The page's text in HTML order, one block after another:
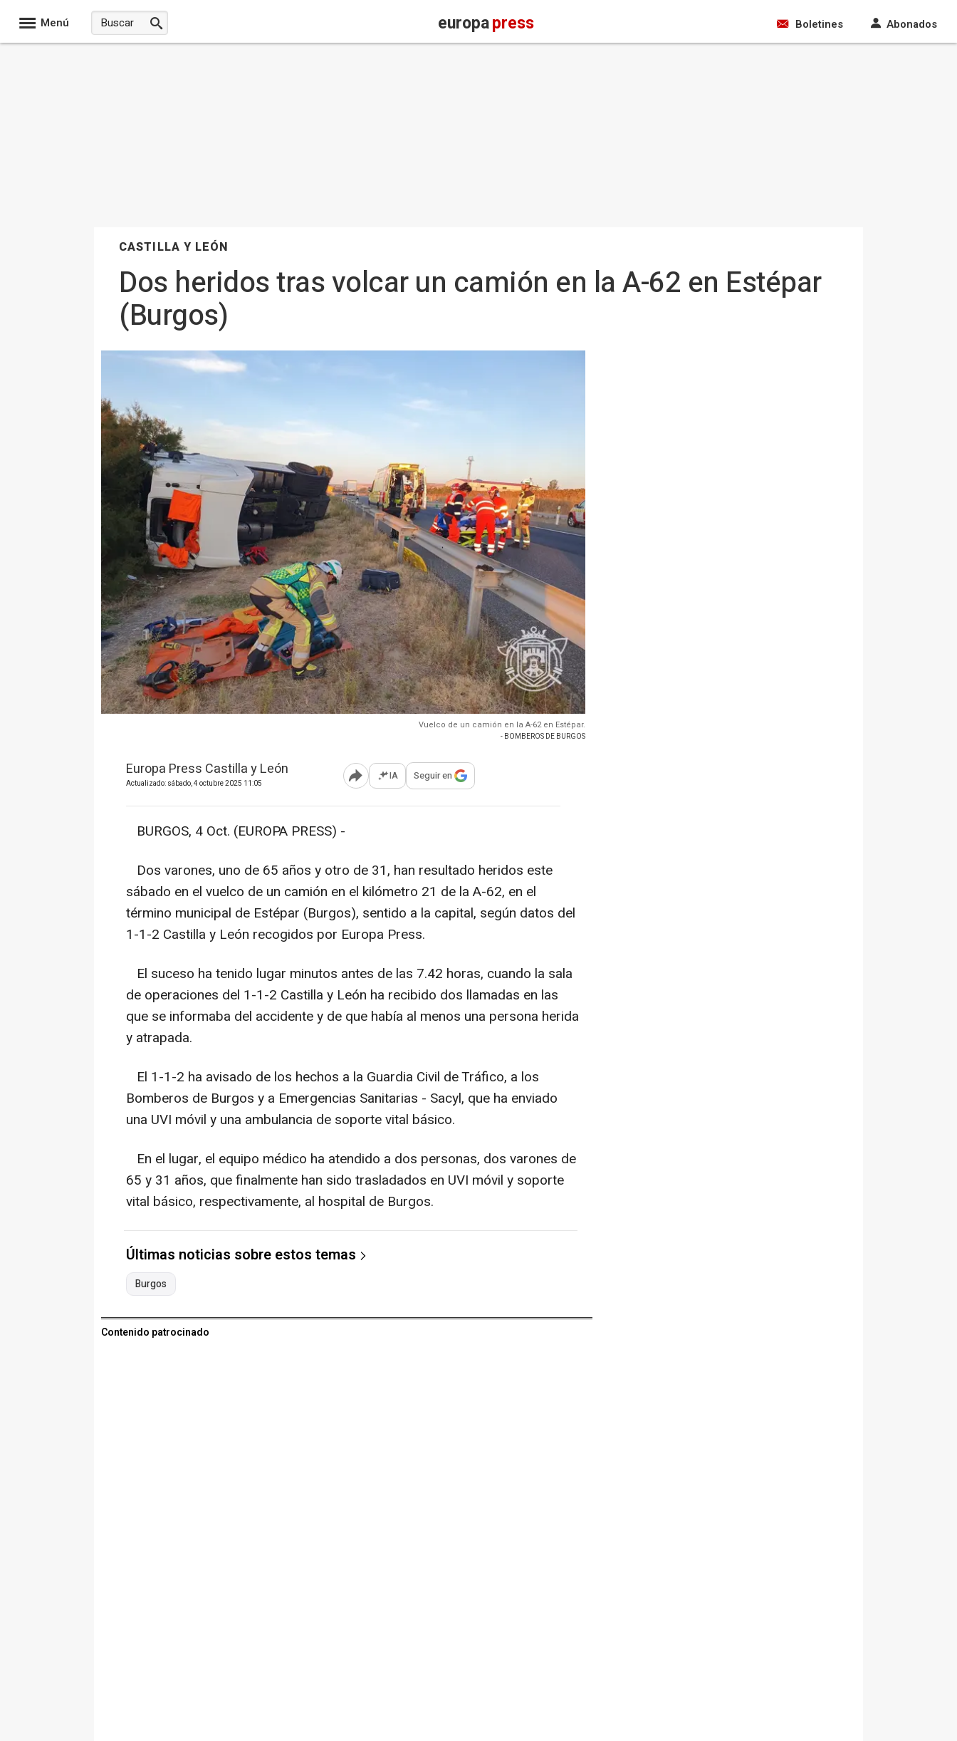
Menú europapress Boletines Abonados
CASTILLA Y LEÓN
Dos heridos tras volcar un camión en la A-62 en Estépar
(Burgos)
Vuelco de un camión en la A-62 en Estépar.
- BOMBEROS DE BURGOS
Europa Press Castilla y León
Actualizado: sábado, 4 octubre 2025 11:05 Abrir opciones para compartir
IA Seguir en
BURGOS, 4 Oct. (EUROPA PRESS) -
Dos varones, uno de 65 años y otro de 31, han resultado heridos este
sábado en el vuelco de un camión en el kilómetro 21 de la A-62, en el
término municipal de Estépar (Burgos), sentido a la capital, según datos del
1-1-2 Castilla y León recogidos por Europa Press.
El suceso ha tenido lugar minutos antes de las 7.42 horas, cuando la sala
de operaciones del 1-1-2 Castilla y León ha recibido dos llamadas en las
que se informaba del accidente y de que había al menos una persona herida
y atrapada.
El 1-1-2 ha avisado de los hechos a la Guardia Civil de Tráfico, a los
Bomberos de Burgos y a Emergencias Sanitarias - Sacyl, que ha enviado
una UVI móvil y una ambulancia de soporte vital básico.
En el lugar, el equipo médico ha atendido a dos personas, dos varones de
65 y 31 años, que finalmente han sido trasladados en UVI móvil y soporte
vital básico, respectivamente, al hospital de Burgos.
Últimas noticias sobre estos temas
Burgos
Contenido patrocinado